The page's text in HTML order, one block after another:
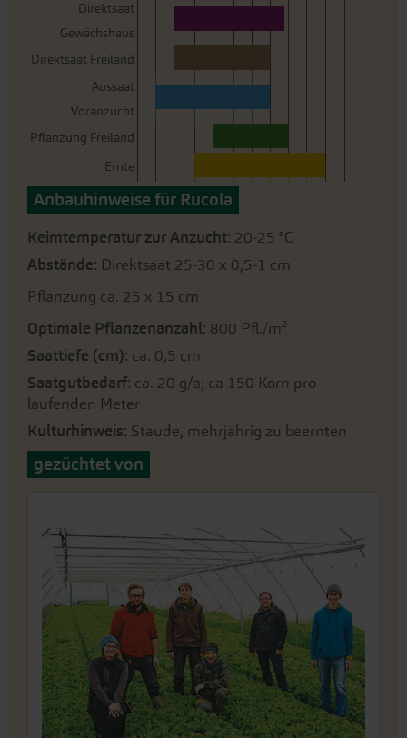
Direktsaat
Gewächshaus
Direktsaat Freiland
Aussaat
Voranzucht
Pflanzung Freiland
Ernte
Anbauhinweise für Rucola
Keimtemperatur zur Anzucht: 20-25 °C
Abstände: Direktsaat 25-30 x 0,5-1 cm
Pflanzung ca. 25 x 15 cm
Optimale Pflanzenanzahl: 800 Pfl./m²
Saattiefe (cm): ca. 0,5 cm
Saatgutbedarf: ca. 20 g/a; ca 150 Korn pro
laufenden Meter
Kulturhinweis: Staude, mehrjährig zu beernten
gezüchtet von